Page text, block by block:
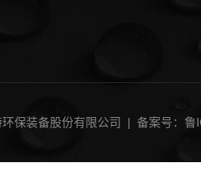
保装备股份有限公司 | 备案号：鲁